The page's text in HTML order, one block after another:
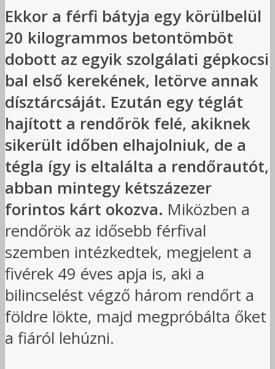
Ekkor a férfi bátyja egy körülbelül
20 kilogrammos betontömböt
dobott az egyik szolgálati gépkocsi
bal első kerekének, letörve annak
dísztárcsáját. Ezután egy téglát
hajított a rendőrök felé, akiknek
sikerült időben elhajolniuk, de a
tégla így is eltalálta a rendőrautót,
abban mintegy kétszázezer
forintos kárt okozva. Miközben a
rendőrök az idősebb férfival
szemben intézkedtek, megjelent a
fivérek 49 éves apja is, aki a
bilincselést végző három rendőrt a
földre lökte, majd megpróbálta őket
a fiáról lehúzni.